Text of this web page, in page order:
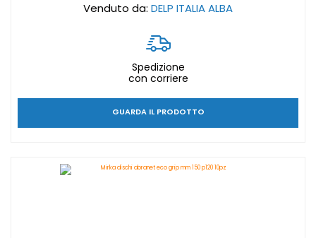
Venduto da: DELP ITALIA ALBA
Spedizione
con corriere
GUARDA IL PRODOTTO